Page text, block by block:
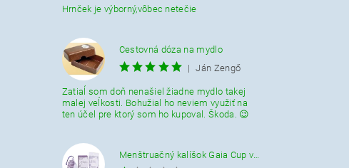
Hrnček je výborný,vôbec netečie
Cestovná dóza na mydlo
|
Ján Zengő
Zatiaĺ som doň nenašiel žiadne mydlo takej
malej veĺkosti. Bohužial ho neviem využiť na
ten účel pre ktorý som ho kupoval. Škoda. 😉